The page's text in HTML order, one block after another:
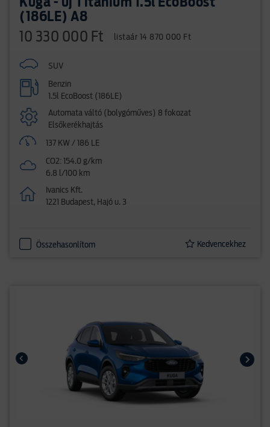
(186LE) A8
10 330 000 Ft listaár 14 870 000 Ft
SUV
Benzin
1.5l EcoBoost (186LE)
Automata váltó (bolygóműves) 8 fokozat
Elsőkerékhajtás
137 KW / 186 LE
CO2: 154.0 g/km
6.8 l/100 km
Ivanics Kft.
1221 Budapest, Hajó u. 3
Összehasonlítom Kedvencekhez